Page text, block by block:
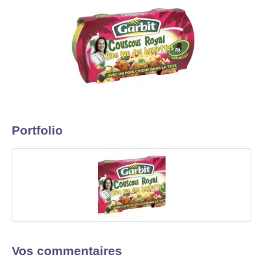
Portfolio
Vos commentaires